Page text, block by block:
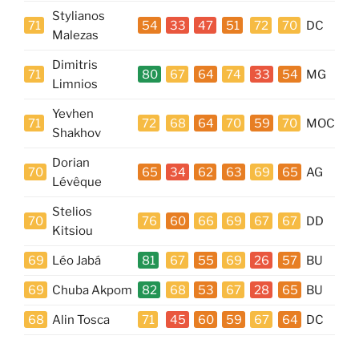
71
Stylianos
Malezas
54 33 47 51 72 70 DC
71
Dimitris
Limnios
80 67 64 74 33 54 MG
71
Yevhen
Shakhov
72 68 64 70 59 70 MOC
70
Dorian
Lévêque
65 34 62 63 69 65 AG
70
Stelios
Kitsiou
76 60 66 69 67 67 DD
69 Léo Jabá 81 67 55 69 26 57 BU
69 Chuba Akpom 82 68 53 67 28 65 BU
68 Alin Tosca 71 45 60 59 67 64 DC